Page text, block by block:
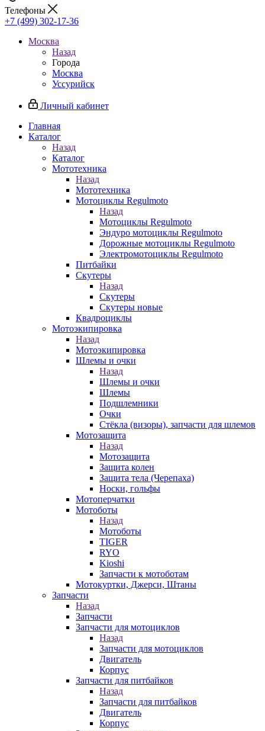
Телефоны
+7 (499) 302-17-36
Москва
Назад
Города
Москва
Уссурийск
Личный кабинет
Главная
Каталог
Назад
Каталог
Мототехника
Назад
Мототехника
Мотоциклы Regulmoto
Назад
Мотоциклы Regulmoto
Эндуро мотоциклы Regulmoto
Дорожные мотоциклы Regulmoto
Электромотоциклы Regulmoto
Питбайки
Скутеры
Назад
Скутеры
Скутеры новые
Квадроциклы
Мотоэкипировка
Назад
Мотоэкипировка
Шлемы и очки
Назад
Шлемы и очки
Шлемы
Подшлемники
Очки
Стёкла (визоры), запчасти для шлемов
Мотозащита
Назад
Мотозащита
Защита колен
Защита тела (Черепаха)
Носки, гольфы
Мотоперчатки
Мотоботы
Назад
Мотоботы
TIGER
RYO
Kioshi
Запчасти к мотоботам
Мотокуртки, Джерси, Штаны
Запчасти
Назад
Запчасти
Запчасти для мотоциклов
Назад
Запчасти для мотоциклов
Двигатель
Корпус
Запчасти для питбайков
Назад
Запчасти для питбайков
Двигатель
Корпус